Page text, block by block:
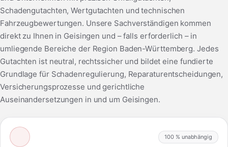
Schadengutachten, Wertgutachten und technischen
Fahrzeugbewertungen. Unsere Sachverständigen kommen
direkt zu Ihnen in Geisingen und – falls erforderlich – in
umliegende Bereiche der Region Baden-Württemberg. Jedes
Gutachten ist neutral, rechtssicher und bildet eine fundierte
Grundlage für Schadenregulierung, Reparaturentscheidungen,
Versicherungsprozesse und gerichtliche
Auseinandersetzungen in und um Geisingen.
100 % unabhängig